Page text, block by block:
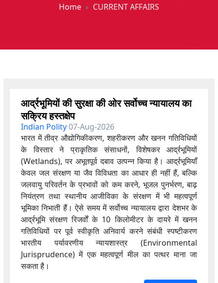
Home CURRENT AFFAIRS
आर्द्रभूमियों की सुरक्षा की ओर सर्वोच्च न्यायालय का
सक्रिय हस्तक्षेप
Indian Polity07-Aug-2026
भारत में तीव्र औद्योगिकीकरण, शहरीकरण और खनन गतिविधियों
के विस्तार ने प्राकृतिक संसाधनों, विशेषकर आर्द्रभूमियों
(Wetlands), पर अभूतपूर्व दबाव उत्पन्न किया है। आर्द्रभूमियाँ
केवल जल संरक्षण या जैव विविधता का आधार ही नहीं हैं, बल्कि
जलवायु परिवर्तन के प्रभावों को कम करने, भूजल पुनर्भरण, बाढ़
नियंत्रण तथा स्थानीय आजीविका के संरक्षण में भी महत्वपूर्ण
भूमिका निभाती हैं। ऐसे समय में सर्वोच्च न्यायालय द्वारा देशभर के
आर्द्रभूमि संरक्षण रिजर्वों के 10 किलोमीटर के दायरे में खनन
गतिविधियों पर पूर्व स्वीकृति अनिवार्य करने संबंधी स्पष्टीकरण
भारतीय पर्यावरणीय न्यायशास्त्र (Environmental
Jurisprudence) में एक महत्वपूर्ण मील का पत्थर माना जा
सकता है।